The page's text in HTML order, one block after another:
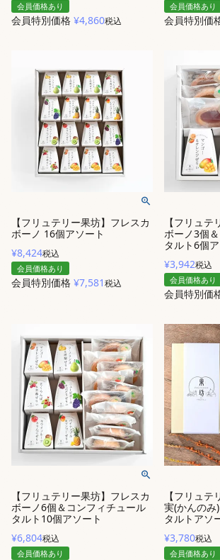
会員価格あり
会員特別価格 ¥4,860税込
会員価格あり
会員特別価
【フリュテリー果坊】フレスカ
ボーノ 16個アソート
¥8,424税込
会員価格あり
会員特別価格 ¥7,581税込
【フリュ
ボーノ3個
タルト6個
¥3,942税込
会員価格あり
会員特別価
【フリュテリー果坊】フレスカ
ボーノ6個＆コンフィチュール
タルト10個アソート
¥6,804税込
会員価格あり
【フリュ
実(かんのみ
タルトアソ
¥3,780税込
会員価格あり